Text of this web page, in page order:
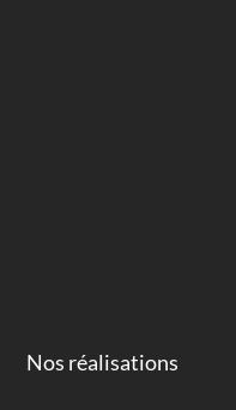
Nos réalisations